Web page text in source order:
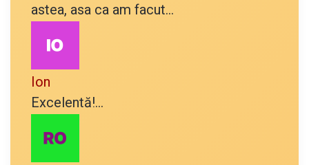
astea, asa ca am facut...
Ion
Excelentă!...